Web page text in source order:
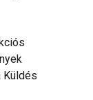
Küldés